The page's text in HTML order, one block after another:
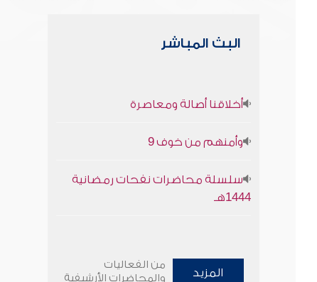
البث المباشر
أخلاقنا أصالة ومعاصرة
وأمنهم من خوف 9
سلسلة محاضرات نفحات رمضانية
1444هـ
المزيد
من الفعاليات
والمحاضرات الأرشيفية